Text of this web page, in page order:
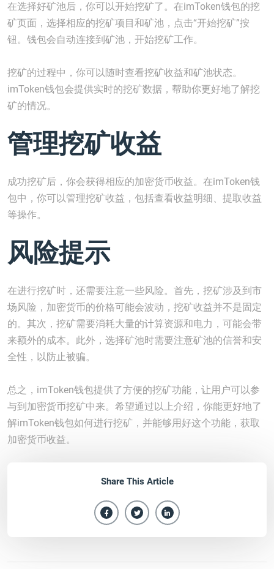
在选择好矿池后，你可以开始挖矿了。在imToken钱包的挖
矿页面，选择相应的挖矿项目和矿池，点击“开始挖矿”按
钮。钱包会自动连接到矿池，开始挖矿工作。
挖矿的过程中，你可以随时查看挖矿收益和矿池状态。
imToken钱包会提供实时的挖矿数据，帮助你更好地了解挖
矿的情况。
管理挖矿收益
成功挖矿后，你会获得相应的加密货币收益。在imToken钱
包中，你可以管理挖矿收益，包括查看收益明细、提取收益
等操作。
风险提示
在进行挖矿时，还需要注意一些风险。首先，挖矿涉及到市
场风险，加密货币的价格可能会波动，挖矿收益并不是固定
的。其次，挖矿需要消耗大量的计算资源和电力，可能会带
来额外的成本。此外，选择矿池时需要注意矿池的信誉和安
全性，以防止被骗。
总之，imToken钱包提供了方便的挖矿功能，让用户可以参
与到加密货币挖矿中来。希望通过以上介绍，你能更好地了
解imToken钱包如何进行挖矿，并能够用好这个功能，获取
加密货币收益。
Share This Article